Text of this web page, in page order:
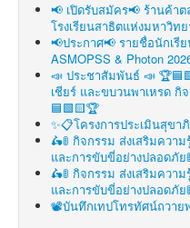
📢 เปิดรับสมัคร📢 ร้านค้า
โรงเรียนสาธิตแห่งมหาวิ
📢ประกาศ📢 รายชื่อนักเรี
ASMOPSS & Photon
📣 ประชาสัมพันธ์ 📣
เชียร์ และขบวนพาเหรด กิ
🟦🟩🟨🏆
✨📋โครงการประเมินสุขา
🛵🚦 กิจกรรม ส่งเสริมควา
และการขับขี่อย่างปลอดภัย
🛵🚦 กิจกรรม ส่งเสริมควา
และการขับขี่อย่างปลอดภัย
📽บันทึกเทปโทรทัศน์ถวาย